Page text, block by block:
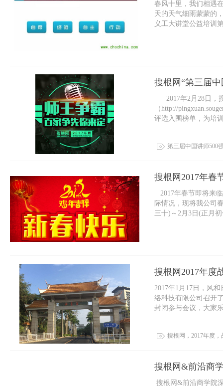
春风十里，我们相遇
天的天气细雨蒙蒙的
义工大讲堂公益培训
搜根网“第三届
2017年2月28日，
（http://
评选入围榜单，为培
第三届中国讲师500
搜根网2017年春
2017年春节即将来
际情况，现将我公司
三十)～2月3日(正月
搜根网2017年度
2017年1月17日，风
络科技有限公司召开
封闭参与会议，大家
搜根网，2017年度
搜根网&前沿商
搜根网&前沿商学院